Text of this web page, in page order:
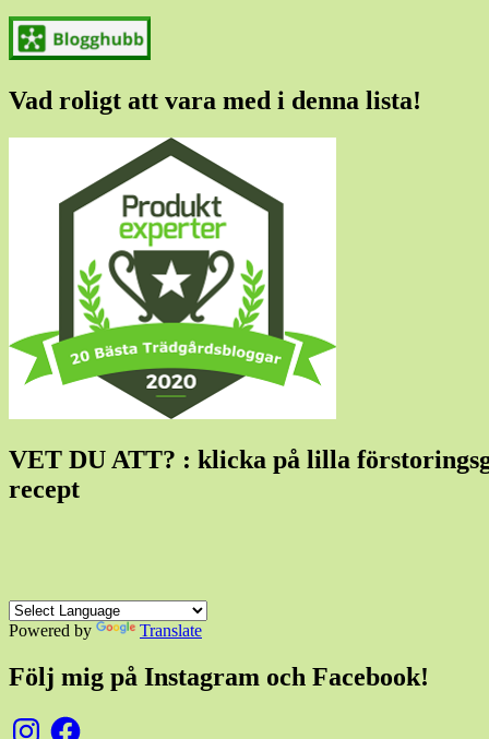
Vad roligt att vara med i denna lista!
VET DU ATT? : klicka på lilla
recept
Powered by Translate
Följ mig på Instagram och Facebook!
InstagramFacebook